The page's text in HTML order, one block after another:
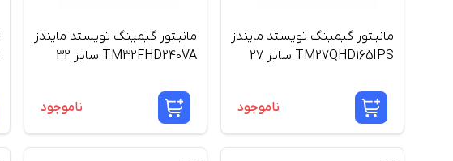
مانیتور گیمینگ تویستد مایندز
TM27QHD165IPS سایز 27
ناموجود
مانیتور گیمینگ تویستد مایندز
TM32FHD240VA سایز 32
ناموجود